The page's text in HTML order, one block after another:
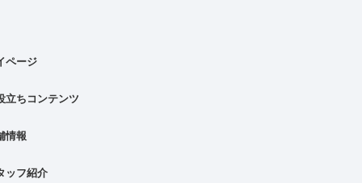
ページ
立ちコンテンツ
情報
ッフ紹介